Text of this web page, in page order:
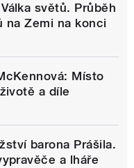
světů. Průběh
na Zemi na konci
Místo
a díle
barona Prášila.
a lháře